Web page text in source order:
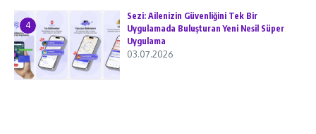
4
Sezi: Ailenizin Güvenliğini Tek Bir
Uygulamada Buluşturan Yeni Nesil Süper
Uygulama
03.07.2026